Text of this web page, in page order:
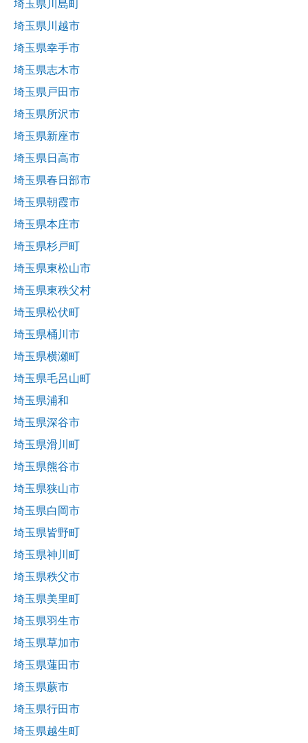
埼玉県川島町
埼玉県川越市
埼玉県幸手市
埼玉県志木市
埼玉県戸田市
埼玉県所沢市
埼玉県新座市
埼玉県日高市
埼玉県春日部市
埼玉県朝霞市
埼玉県本庄市
埼玉県杉戸町
埼玉県東松山市
埼玉県東秩父村
埼玉県松伏町
埼玉県桶川市
埼玉県横瀬町
埼玉県毛呂山町
埼玉県浦和
埼玉県深谷市
埼玉県滑川町
埼玉県熊谷市
埼玉県狭山市
埼玉県白岡市
埼玉県皆野町
埼玉県神川町
埼玉県秩父市
埼玉県美里町
埼玉県羽生市
埼玉県草加市
埼玉県蓮田市
埼玉県蕨市
埼玉県行田市
埼玉県越生町